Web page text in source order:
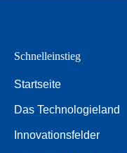
Schnelleinstieg
Startseite
Das Technologieland
Innovationsfelder